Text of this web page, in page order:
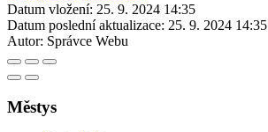
Datum vložení: 25. 9. 2024 14:35
Datum poslední aktualizace: 25. 9. 2024 14:35
Autor: Správce Webu
Městys